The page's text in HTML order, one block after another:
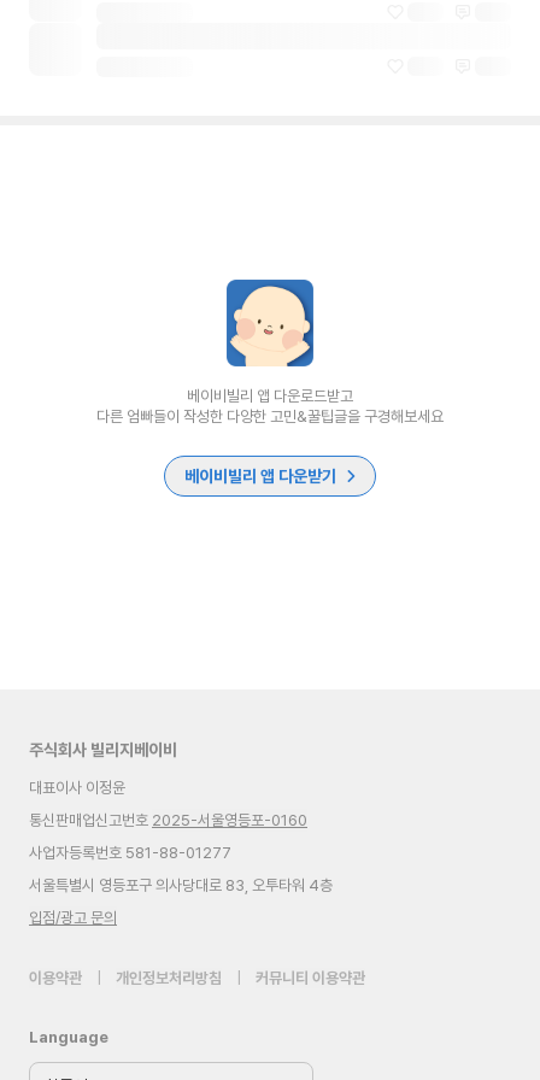
베이비빌리 앱 다운로드받고
다른 엄빠들이 작성한 다양한 고민&꿀팁글을 구경해보세요
베이비빌리 앱 다운받기
주식회사 빌리지베이비
대표이사 이정윤
통신판매업신고번호 2025-서울영등포-0160
사업자등록번호 581-88-01277
서울특별시 영등포구 의사당대로 83, 오투타워 4층
입점/광고 문의
이용약관 개인정보처리방침 커뮤니티 이용약관
Language